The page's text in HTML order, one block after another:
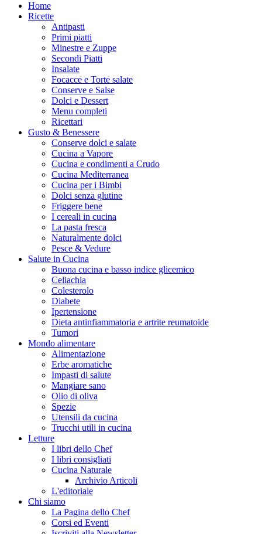
Home
Ricette
Antipasti
Primi piatti
Minestre e Zuppe
Secondi Piatti
Insalate
Focacce e Torte salate
Conserve e Salse
Dolci e Dessert
Menu completi
Ricettari
Gusto & Benessere
Conserve dolci e salate
Cucina a Vapore
Cucina e condimenti a Crudo
Cucina Mediterranea
Cucina per i Bimbi
Dolci senza glutine
Friggere bene
I cereali in cucina
La pasta fresca
Naturalmente dolci
Pesce & Vedure
Salute in Cucina
Buona cucina e basso indice glicemico
Celiachia
Colesterolo
Diabete
Ipertensione
Dieta antinfiammatoria e artrite reumatoide
Tumori
Mondo alimentare
Alimentazione
Erbe aromatiche
Impasti di salute
Mangiare sano
Olio di oliva
Spezie
Utensili da cucina
Trucchi utili in cucina
Letture
I libri dello Chef
I libri consigliati
Cucina Naturale
Archivio Articoli
L'editoriale
Chi siamo
La Pagina dello Chef
Corsi ed Eventi